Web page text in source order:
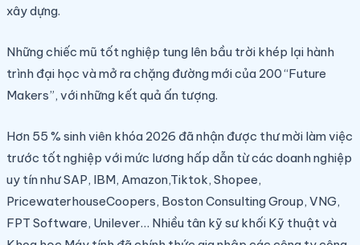
xây dựng.
Những chiếc mũ tốt nghiệp tung lên bầu trời khép lại hành
trình đại học và mở ra chặng đường mới của 200 “Future
Makers”, với những kết quả ấn tượng.
Hơn 55 % sinh viên khóa 2026 đã nhận được thư mời làm việc
trước tốt nghiệp với mức lương hấp dẫn từ các doanh nghiệp
uy tín như SAP, IBM, Amazon,Tiktok, Shopee,
PricewaterhouseCoopers, Boston Consulting Group, VNG,
FPT Software, Unilever… Nhiều tân kỹ sư khối Kỹ thuật và